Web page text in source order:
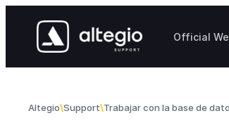
Official
Altegio Support Trabajar con la base de